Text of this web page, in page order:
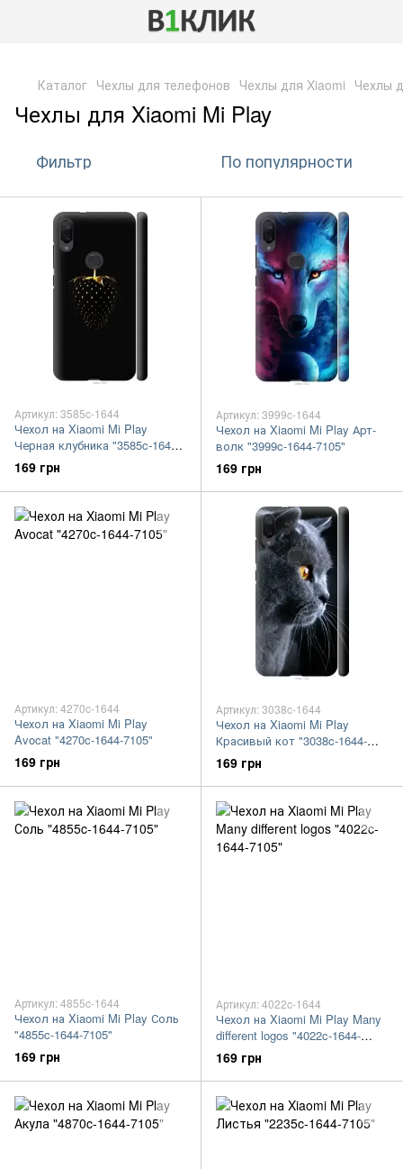
Каталог Чехлы для телефонов Чехлы для Xiaomi Чехлы
Чехлы для Xiaomi Mi Play
Фильтр По популярности
Артикул: 3585c-1644
Чехол на Xiaomi Mi Play
Черная клубника "3585c-1644-
7105"
169 грн
Артикул: 3999c-1644
Чехол на Xiaomi Mi Play Арт-
волк "3999c-1644-7105"
169 грн
Артикул: 4270c-1644
Чехол на Xiaomi Mi Play
Avocat "4270c-1644-7105"
169 грн
Артикул: 3038c-1644
Чехол на Xiaomi Mi Play
Красивый кот "3038c-1644-
7105"
169 грн
Артикул: 4855c-1644
Чехол на Xiaomi Mi Play Соль
"4855c-1644-7105"
169 грн
Артикул: 4022c-1644
Чехол на Xiaomi Mi Play Many
different logos "4022c-1644-
7105"
169 грн